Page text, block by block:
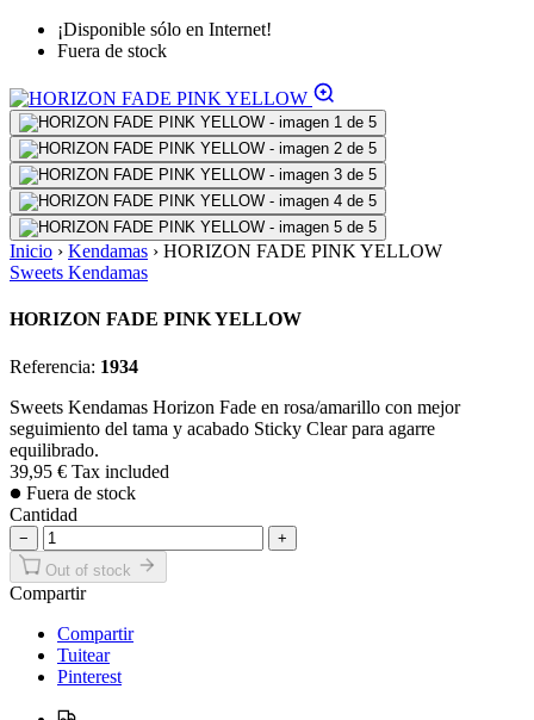
¡Disponible sólo en Internet!
Fuera de stock
Inicio › Kendamas › HORIZON FADE PINK YELLOW
Sweets Kendamas
HORIZON FADE PINK YELLOW
Referencia: 1934
Sweets Kendamas Horizon Fade en rosa/amarillo con mejor
seguimiento del tama y acabado Sticky Clear para agarre
equilibrado.
39,95 € Tax included
Fuera de stock
Cantidad
−
+
Out of stock
Compartir
Compartir
Tuitear
Pinterest